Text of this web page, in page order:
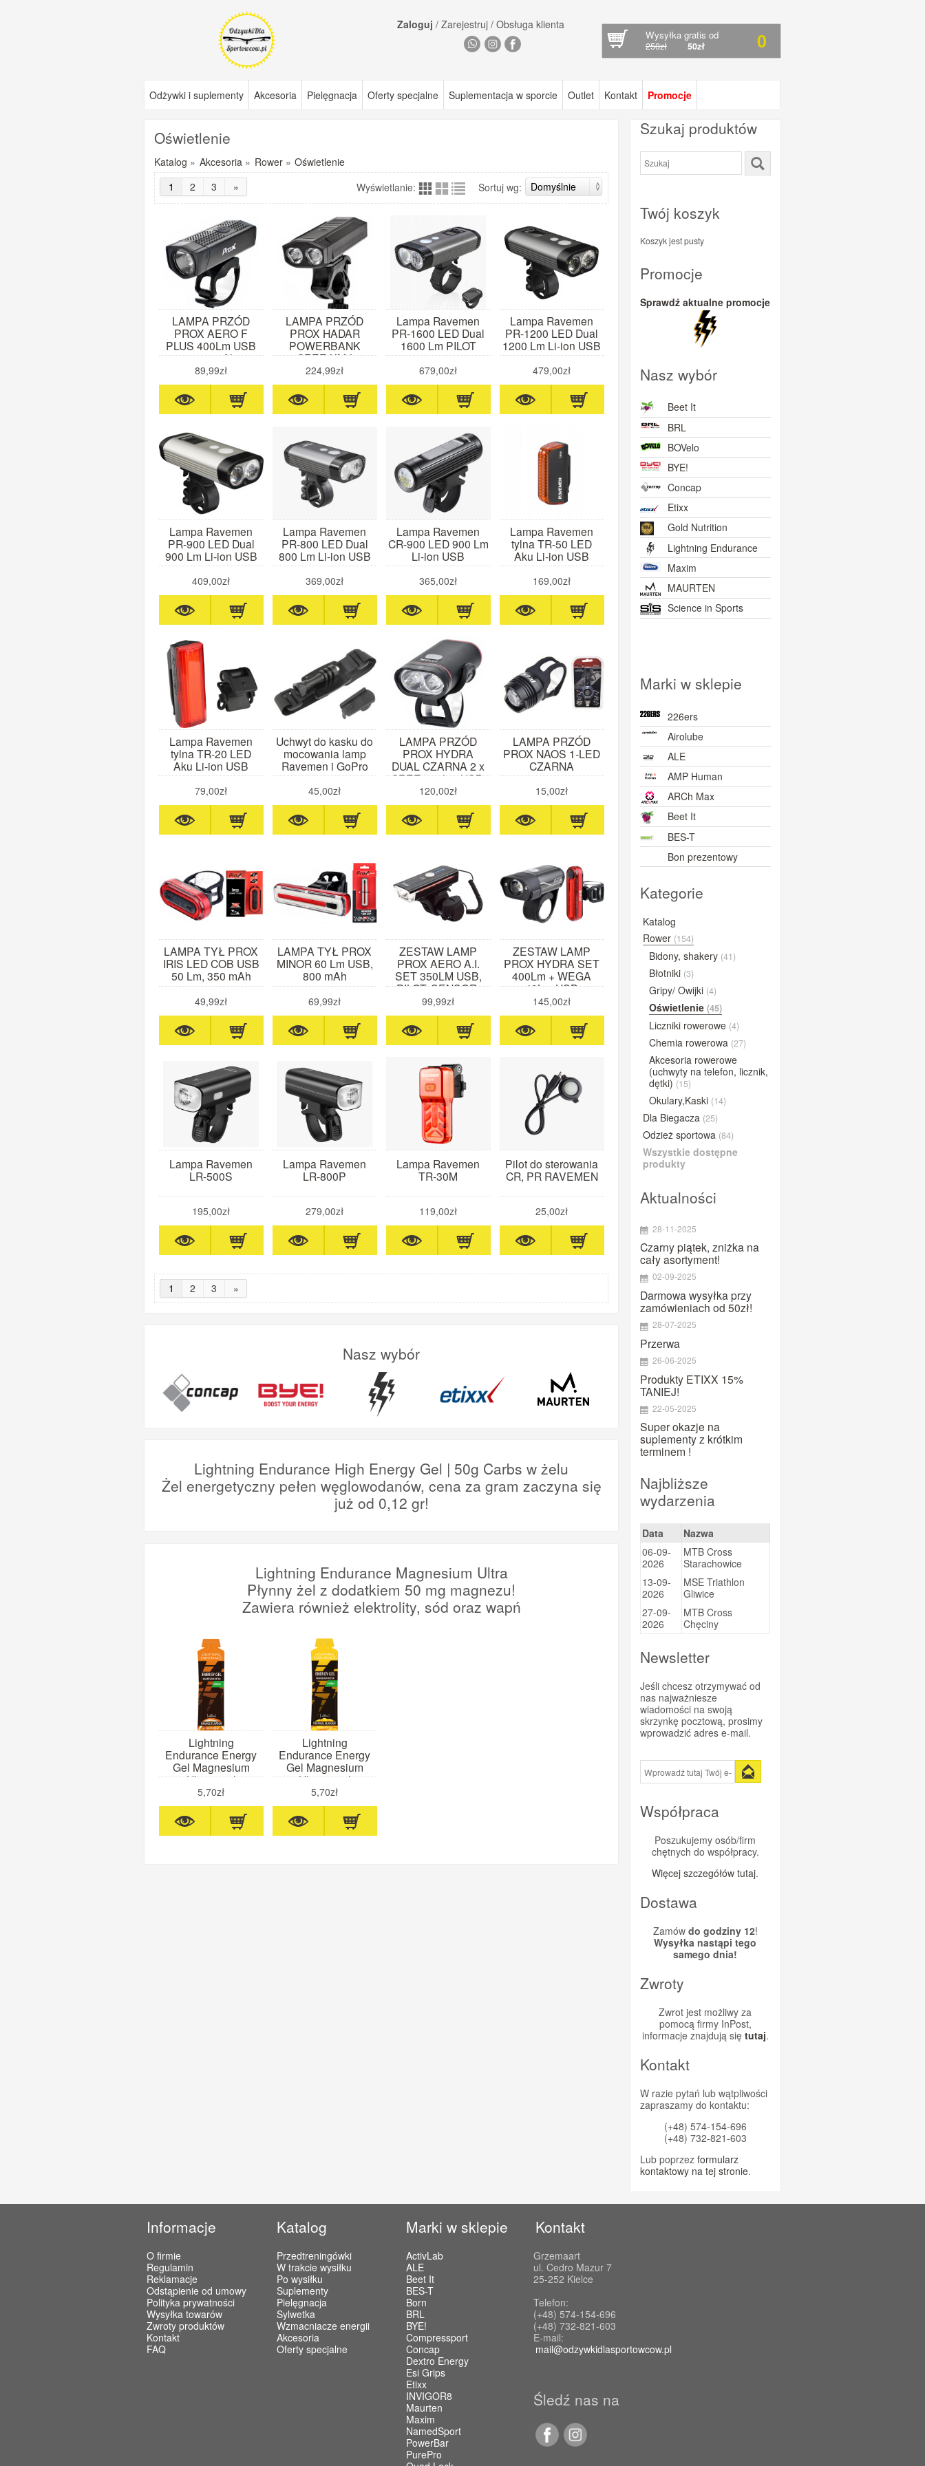
Zaloguj /Zarejestruj /Obsługa klienta
Wysyłka gratis od
250zł 50zł 0
Odżywki i suplementy Akcesoria Pielęgnacja Oferty specjalne Suplementacja w sporcie Outlet Kontakt Promocje
Oświetlenie
Katalog » Akcesoria » Rower» Oświetlenie
Sortuj wg:
Wyświetlanie:
1 2 3 »
LAMPA PRZÓD
PROX AERO F
PLUS 400Lm USB
1000 mAh
89,99zł
LAMPA PRZÓD
PROX HADAR
POWERBANK
2xCREE XM-L2,
900 Lm, 5200 mAh,
USB
224,99zł
Lampa Ravemen
PR-1600 LED Dual
1600 Lm PILOT
679,00zł
Lampa Ravemen
PR-1200 LED Dual
1200 Lm Li-ion USB
479,00zł
Lampa Ravemen
PR-900 LED Dual
900 Lm Li-ion USB
409,00zł
Lampa Ravemen
PR-800 LED Dual
800 Lm Li-ion USB
369,00zł
Lampa Ravemen
CR-900 LED 900 Lm
Li-ion USB
365,00zł
Lampa Ravemen
tylna TR-50 LED
Aku Li-ion USB
169,00zł
Lampa Ravemen
tylna TR-20 LED
Aku Li-ion USB
79,00zł
Uchwyt do kasku do
mocowania lamp
Ravemen i GoPro
45,00zł
LAMPA PRZÓD
PROX HYDRA
DUAL CZARNA 2 x
CREE 500Lm USB,
1800 mAh
120,00zł
LAMPA PRZÓD
PROX NAOS 1-LED
CZARNA
15,00zł
LAMPA TYŁ PROX
IRIS LED COB USB
50 Lm, 350 mAh
49,99zł
LAMPA TYŁ PROX
MINOR 60 Lm USB,
800 mAh
69,99zł
ZESTAW LAMP
PROX AERO A.I.
SET 350LM USB,
PILOT, SENSOR,
1200 mAh
99,99zł
ZESTAW LAMP
PROX HYDRA SET
400Lm + WEGA
40Lm USB
145,00zł
Lampa Ravemen
LR-500S
195,00zł
Lampa Ravemen
LR-800P
279,00zł
Lampa Ravemen
TR-30M
119,00zł
Pilot do sterowania
CR, PR RAVEMEN
25,00zł
1 2 3 »
Nasz wybór
Lightning Endurance High Energy Gel | 50g Carbs w żelu
Żel energetyczny pełen węglowodanów, cena za gram zaczyna się
już od 0,12 gr!
Lightning Endurance Magnesium Ultra
Płynny żel z dodatkiem 50 mg magnezu!
Zawiera również elektrolity, sód oraz wapń
Lightning
Endurance Energy
Gel Magnesium
Ultra 60ml
(pomarańcza)
5,70zł
Lightning
Endurance Energy
Gel Magnesium
Ultra 60 ml
(tropikalny)
5,70zł
Szukaj produktów
Twój koszyk
Koszyk jest pusty
Promocje
Sprawdź aktualne promocje
Nasz wybór
Beet It
BRL
BOVelo
BYE!
Concap
Etixx
Gold Nutrition
Lightning Endurance
Maxim
MAURTEN
Science in Sports
Marki w sklepie
226ers
Airolube
ALE
AMP Human
ARCh Max
Beet It
BES-T
Bon prezentowy
BOVelo
BRL
BUFF®
BYE
Close the gap
Compressport
Concap
CyclOn
Dextro Energy
ESI Grips
Etixx
Fenwick's
Gold Nutrition
iGPSPORT
Lightning Endurance
Maxim
Megmeister
Mountaindrop
NamedSport
OTE
Pearl Izumi
PowerBar
PRO
Puromedica
QM SPORTS CARE
Quad Lock
Ravemen
Sportsbalm
Super Heraw
Taste of Nature
Trezado
Vitargo
Vittoria
WINAAR
Xendurance
Kategorie
Katalog
Rower (154)
Bidony, shakery (41)
Błotniki (3)
Gripy/ Owijki (4)
Oświetlenie (45)
Liczniki rowerowe (4)
Chemia rowerowa (27)
Akcesoria rowerowe
(uchwyty na telefon, licznik,
dętki) (15)
Okulary,Kaski (14)
Dla Biegacza (25)
Odzież sportowa (84)
Wszystkie dostępne
produkty
Aktualności
28-11-2025
Czarny piątek, zniżka na
cały asortyment!
02-09-2025
Darmowa wysyłka przy
zamówieniach od 50zł!
28-07-2025
Przerwa
26-06-2025
Produkty ETIXX 15%
TANIEJ!
22-05-2025
Super okazje na
suplementy z krótkim
terminem !
Najbliższe
wydarzenia
Data
Nazwa
06-09-
2026
MTB Cross
Starachowice
13-09-
2026
MSE Triathlon
Gliwice
27-09-
2026
MTB Cross
Chęciny
Newsletter
Jeśli chcesz otrzymywać od
nas najważniesze
wiadomości na swoją
skrzynkę pocztową, prosimy
wprowadzić adres e-mail.
Współpraca
Poszukujemy osób/firm
chętnych do współpracy.
Więcej szczegółów tutaj.
Dostawa
Zamów do godziny 12!
Wysyłka nastąpi tego
samego dnia!
Zwroty
Zwrot jest możliwy za
pomocą firmy InPost,
informacje znajdują się tutaj.
Kontakt
W razie pytań lub wątpliwości
zapraszamy do kontaktu:
(+48) 574-154-696
(+48) 732-821-603
Lub poprzez formularz
kontaktowy na tej stronie.
Informacje
O firmie
Regulamin
Reklamacje
Odstąpienie od umowy
Polityka prywatności
Wysyłka towarów
Zwroty produktów
Kontakt
FAQ
Katalog
Przedtreningówki
W trakcie wysiłku
Po wysiłku
Suplementy
Pielęgnacja
Sylwetka
Wzmacniacze energii
Akcesoria
Oferty specjalne
Marki w sklepie
ActivLab
ALE
Beet It
BES-T
Born
BRL
BYE!
Compressport
Concap
Dextro Energy
Esi Grips
Etixx
INVIGOR8
Maurten
Maxim
NamedSport
PowerBar
PurePro
Kontakt
Grzemaart
ul. Cedro Mazur 7
25-252 Kielce
Telefon:
(+48) 574-154-696
(+48) 732-821-603
E-mail:
mail@odzywkidlasportowcow.pl
Śledź nas na